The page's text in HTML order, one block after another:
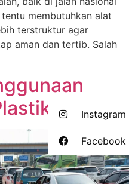
membutuhkan alat
terstruktur agar
aman dan tertib. Salah
Instagram
Facebook